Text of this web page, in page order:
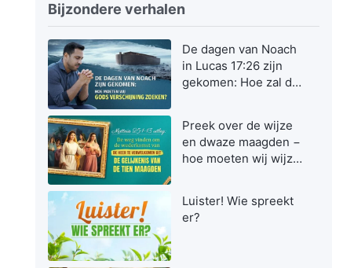
Bijzondere verhalen
De dagen van Noach
in Lucas 17:26 zijn
gekomen: Hoe zal de
werken?
Preek over de wijze
en dwaze maagden −
hoe moeten wij wijze
Heer
Luister! Wie spreekt
er?